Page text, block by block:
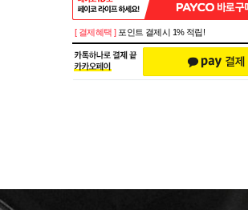
[ 결제혜택 ] 포인트 결제시 1% 적립!